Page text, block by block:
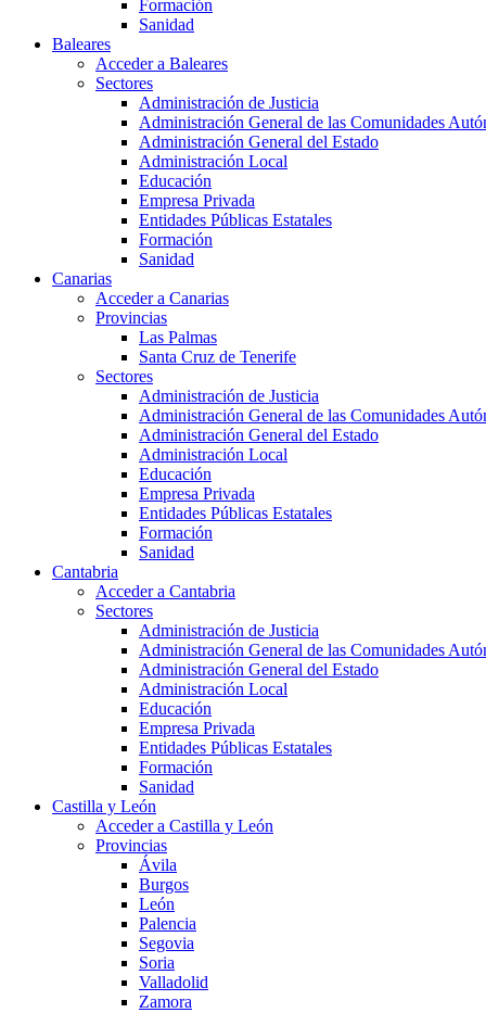
Formación
Sanidad
Baleares
Acceder a Baleares
Sectores
Administración de Justicia
Administración General de las Comunidades
Administración General del Estado
Administración Local
Educación
Empresa Privada
Entidades Públicas Estatales
Formación
Sanidad
Canarias
Acceder a Canarias
Provincias
Las Palmas
Santa Cruz de Tenerife
Sectores
Administración de Justicia
Administración General de las Comunidades
Administración General del Estado
Administración Local
Educación
Empresa Privada
Entidades Públicas Estatales
Formación
Sanidad
Cantabria
Acceder a Cantabria
Sectores
Administración de Justicia
Administración General de las Comunidades
Administración General del Estado
Administración Local
Educación
Empresa Privada
Entidades Públicas Estatales
Formación
Sanidad
Castilla y León
Acceder a Castilla y León
Provincias
Ávila
Burgos
León
Palencia
Segovia
Soria
Valladolid
Zamora